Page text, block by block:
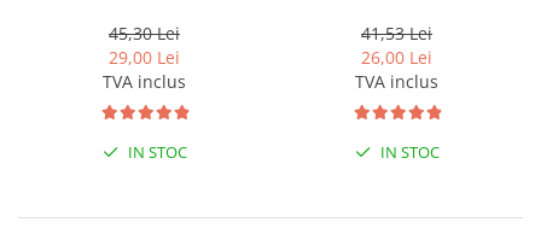
45,30 Lei
29,00 Lei
TVA inclus
IN STOC
41,53 Lei
26,00 Lei
TVA inclus
IN STOC